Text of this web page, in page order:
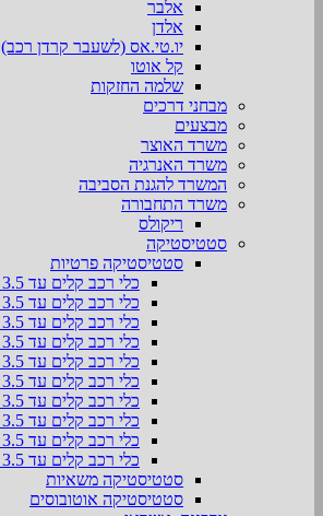
אלבר
אלדן
יו.טי.אס (לשעבר קרדן רכב)
קל אוטו
שלמה החזקות
מבחני דרכים
מבצעים
משרד האוצר
משרד האנרגיה
המשרד להגנת הסביבה
משרד התחבורה
ריקולס
סטטיסטיקה
סטטיסטיקה פרטיות
כלי רכב קלים עד 3.5 טון 2026
כלי רכב קלים עד 3.5 טון 2025
כלי רכב קלים עד 3.5 טון 2024
כלי רכב קלים עד 3.5 טון 2023
כלי רכב קלים עד 3.5 טון 2022
כלי רכב קלים עד 3.5 טון 2021
כלי רכב קלים עד 3.5 טון 2020
כלי רכב קלים עד 3.5 טון 2019
כלי רכב קלים עד 3.5 טון 2018
כלי רכב קלים עד 3.5 טון 2017
סטטיסטיקה משאיות
סטטיסטיקה אוטובוסים